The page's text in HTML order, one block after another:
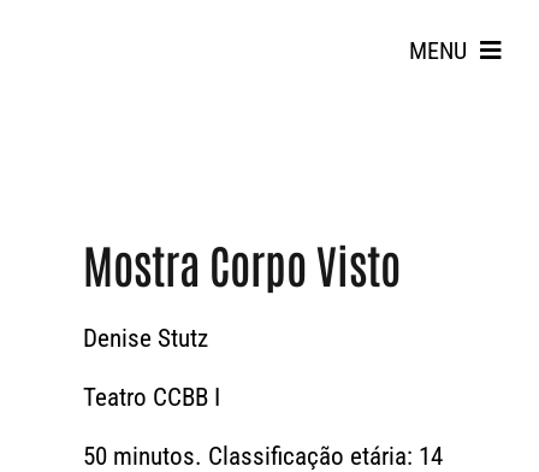
MENU
Mostra Corpo Visto
Denise Stutz
Teatro CCBB I
50 minutos. Classificação etária: 14